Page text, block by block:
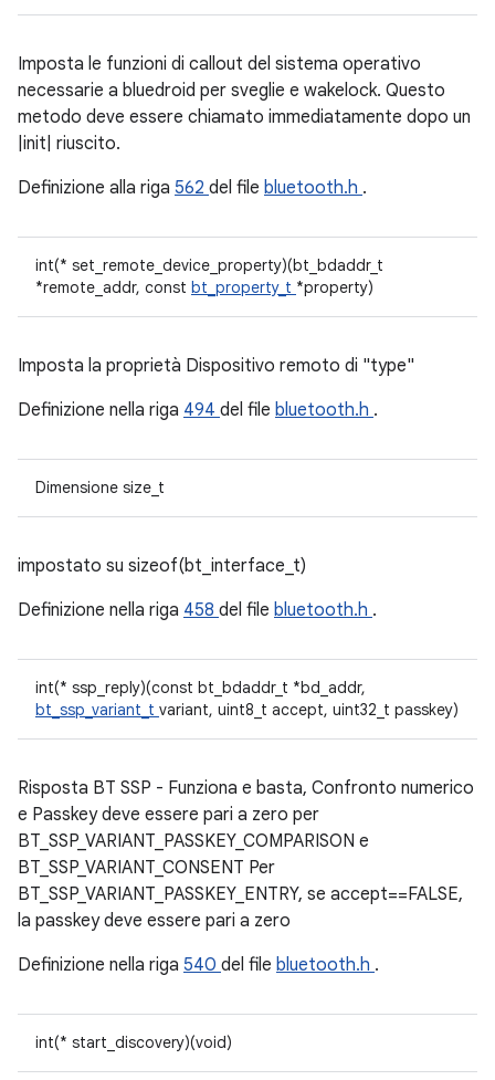
Imposta le funzioni di callout del sistema operativo
necessarie a bluedroid per sveglie e wakelock. Questo
metodo deve essere chiamato immediatamente dopo un
|init| riuscito.
Definizione alla riga 562 del file bluetooth.h .
int(* set_remote_device_property)(bt_bdaddr_t
*remote_addr, const bt_property_t *property)
Imposta la proprietà Dispositivo remoto di "type"
Definizione nella riga 494 del file bluetooth.h .
Dimensione size_t
impostato su sizeof(bt_interface_t)
Definizione nella riga 458 del file bluetooth.h .
int(* ssp_reply)(const bt_bdaddr_t *bd_addr,
bt_ssp_variant_t variant, uint8_t accept, uint32_t passkey)
Risposta BT SSP - Funziona e basta, Confronto numerico
e Passkey deve essere pari a zero per
BT_SSP_VARIANT_PASSKEY_COMPARISON e
BT_SSP_VARIANT_CONSENT Per
BT_SSP_VARIANT_PASSKEY_ENTRY, se accept==FALSE,
la passkey deve essere pari a zero
Definizione nella riga 540 del file bluetooth.h .
int(* start_discovery)(void)